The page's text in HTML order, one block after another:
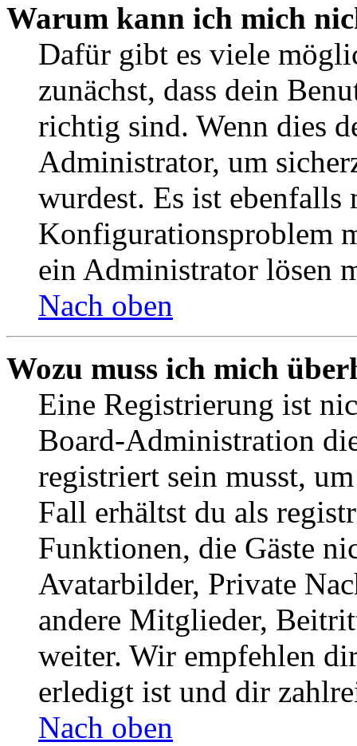
Warum kann ich mich
Dafür gibt es viele
zunächst, dass dein
richtig sind. Wenn dies
Administrator, um
wurdest. Es ist ebenfalls
Konfigurationsproblem
ein Administrator lösen
Nach oben
Wozu muss ich mich
Eine Registrierung ist
Board-Administration
registriert sein musst,
Fall erhältst du als
Funktionen, die Gäste
Avatarbilder, Private
andere Mitglieder,
weiter. Wir empfehlen
erledigt ist und dir
Nach oben